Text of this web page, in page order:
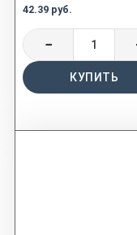
42.39 руб.
−
КУПИТЬ